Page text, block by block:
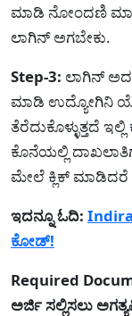
ಮಾಡಿ ನೋಂದಣಿ
ಲಾಗಿನ್ ಅಗಬೇಕು.
Step-3: ಲಾಗಿನ್ ಅದ
ಮಾಡಿ ಉದ್ಯೋಗಿನಿ
ತೆರೆದುಕೊಳ್ಳುತ್ತದೆ
ಕೊನೆಯಲ್ಲಿ
ಮೇಲೆ ಕ್ಲಿಕ್ ಮಾಡಿದರೆ
ಇದನ್ನೂ ಓದಿ:
ಕೋಡ್!
Required
ಅರ್ಜಿ ಸಲ್ಲಿಸಲು